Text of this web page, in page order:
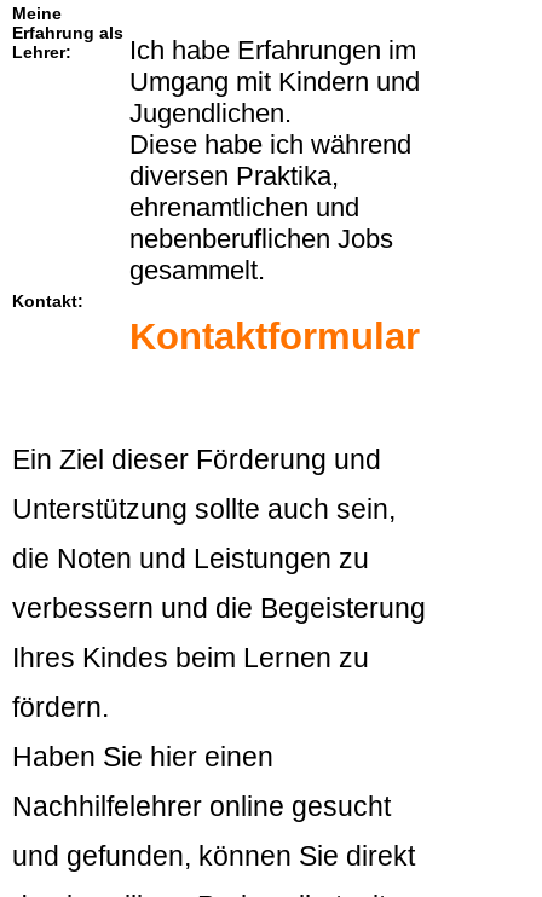
Meine
Erfahrung als
Lehrer:
Ich habe Erfahrungen im
Umgang mit Kindern und
Jugendlichen.
Diese habe ich während
diversen Praktika,
ehrenamtlichen und
nebenberuflichen Jobs
gesammelt.
Kontakt:
Kontaktformular
Ein Ziel dieser Förderung und
Unterstützung sollte auch sein,
die Noten und Leistungen zu
verbessern und die Begeisterung
Ihres Kindes beim Lernen zu
fördern.
Haben Sie hier einen
Nachhilfelehrer online gesucht
und gefunden, können Sie direkt